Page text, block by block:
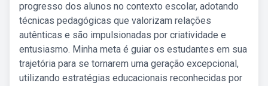
progresso dos alunos no contexto escolar, adotando
técnicas pedagógicas que valorizam relações
autênticas e são impulsionadas por criatividade e
entusiasmo. Minha meta é guiar os estudantes em sua
trajetória para se tornarem uma geração excepcional,
utilizando estratégias educacionais reconhecidas por